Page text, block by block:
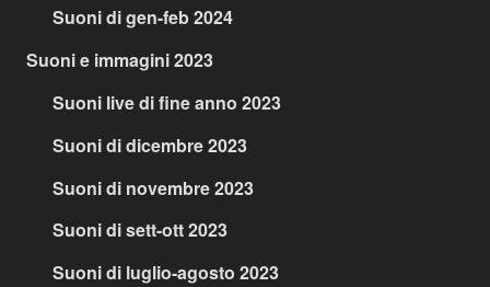
Suoni di gen-feb 2024
Suoni e immagini 2023
Suoni live di fine anno 2023
Suoni di dicembre 2023
Suoni di novembre 2023
Suoni di sett-ott 2023
Suoni di luglio-agosto 2023